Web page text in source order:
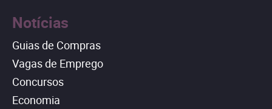
Notícias
Guias de Compras
Vagas de Emprego
Concursos
Economia